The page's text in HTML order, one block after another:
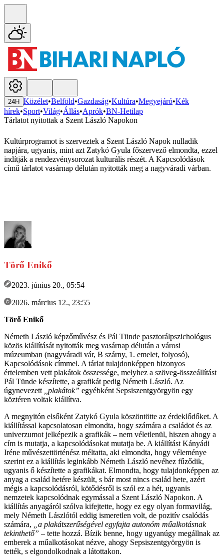
24H Közélet•Belföld•Gazdaság•Kultúra•Megyejáró•Kék
hírek•Sport•Világ•Állás•Aprók•BN-Hetilap
Tárlatot nyitottak a Szent László Napokon
Kultúrprogramot is szerveztek a Szent László Napok nulladik
napjára, ugyanis, mint azt Zatykó Gyula főszervező elmondta, ezzel
indítják a rendezvénysorozat kulturális részét. A Kapcsolódások
című tárlatot vasárnap délután nyitották meg a nagyváradi várban.
Törő Enikő
2023. június 20., 05:54
2026. március 12., 23:55
Törő Enikő
Németh László képzőművész és Pál Tünde pasztorálpszichológus
közös kiállítását nyitották meg vasárnap délután a városi
múzeumban (nagyváradi vár, B szárny, 1. emelet, folyosó),
Kapcsolódások címmel. A tárlat tulajdonképpen bizonyos
értelemben vett plakátok összessége, melyhez a szöveg-összeállítást
Pál Tünde készítette, a grafikát pedig Németh László. Az
úgynevezett
,,plakátok” egyébként Sepsiszentgyörgyön egy
köztéren voltak kiállítva.
A megnyitón elsőként Zatykó Gyula köszöntötte az érdeklődőket. A
kiállítással kapcsolatosan elmondta, hogy számára a családot és az
univerzumot jelképezik a grafikák – nem véletlenül, hiszen ahogy a
cím is mutatja, a kapcsolódásokat mutatja be. A kiállítást Kányádi
Iréne művészettörténész méltatta, aki elmondta, hogy véleménye
szerint ez a kiállítás leginkább Németh László nevéhez fűződik,
ugyanis ő készítette a grafikákat. Elmondta, hogy tulajdonképpen az
anyag a család hetére készült, s bár most nincs család hete, azért
mégis a kapcsolódásról, kötődésről is szól ez a hét, ugyanis
nemzetek kapcsolódnak egymással a Szent László Napokon. A
kiállítás anyagáról szólva kifejtette, hogy ez egy olyan formavilág,
mely Németh Lászlótól eddig ismeretlen volt, de pozitív csalódás
számára,
„a plakátszerűségével egyfajta autonóm műalkotásnak
tekinthető” – tette hozzá. Bízik benne, hogy ugyanúgy megállnak az
emberek a műalkotásokat nézve, ahogy Sepsiszentgyörgyön is
tették, s elgondolkodnak a látottakon.